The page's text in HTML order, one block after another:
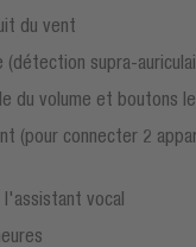
du vent
(détection supra-
du volume et boutons
(pour connecter 2
l'assistant vocal